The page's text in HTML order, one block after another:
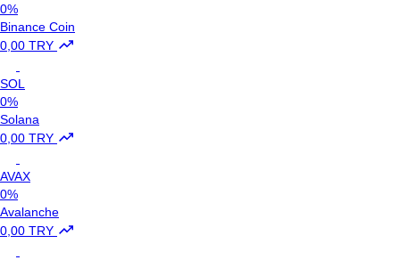
0%
Binance Coin
0,00 TRY
SOL
0%
Solana
0,00 TRY
AVAX
0%
Avalanche
0,00 TRY